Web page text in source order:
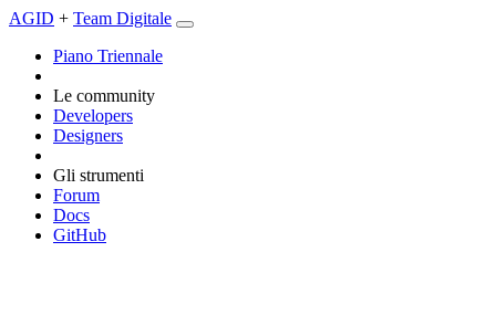
AGID + Team Digitale
Piano Triennale
Le community
Developers
Designers
Gli strumenti
Forum
Docs
GitHub